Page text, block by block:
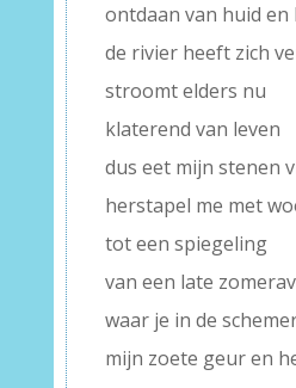
ontdaan van huid en
de rivier heeft zich
stroomt elders nu
klaterend van leven
dus eet mijn stenen
herstapel me met
tot een spiegeling
van een late
waar je in de
mijn zoete geur en